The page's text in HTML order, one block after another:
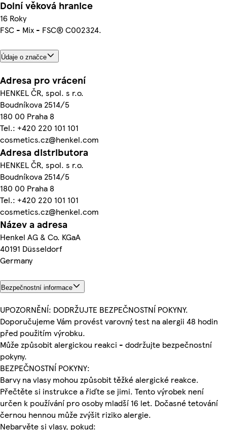
Dolní věková hranice
16 Roky
FSC - Mix - FSC® C002324.
Údaje o značce
Adresa pro vrácení
HENKEL ČR, spol. s r.o.
Boudníkova 2514/5
180 00 Praha 8
Tel.: +420 220 101 101
cosmetics.cz@henkel.com
Adresa distributora
HENKEL ČR, spol. s r.o.
Boudníkova 2514/5
180 00 Praha 8
Tel.: +420 220 101 101
cosmetics.cz@henkel.com
Název a adresa
Henkel AG & Co. KGaA
40191 Düsseldorf
Germany
Bezpečnostní informace
UPOZORNĚNÍ: DODRŽUJTE BEZPEČNOSTNÍ POKYNY.
Doporučujeme Vám provést varovný test na alergii 48 hodin
před použitím výrobku.
Může způsobit alergickou reakci - dodržujte bezpečnostní
pokyny.
BEZPEČNOSTNÍ POKYNY:
Barvy na vlasy mohou způsobit těžké alergické reakce.
Přečtěte si instrukce a řiďte se jimi. Tento výrobek není
určen k používání pro osoby mladší 16 let. Dočasné tetování
černou hennou může zvýšit riziko alergie.
Nebarvěte si vlasy, pokud: